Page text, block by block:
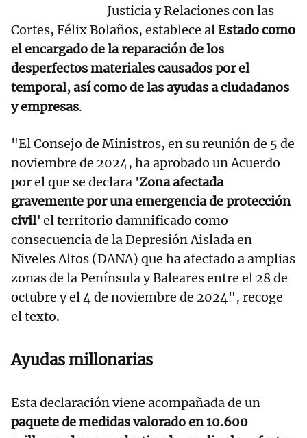
Justicia y Relaciones con las
Cortes, Félix Bolaños, establece alEstado como
el encargado de la reparación de los
desperfectos materiales causados por el
temporal, así como de las ayudas a ciudadanos
y empresas.
"El Consejo de Ministros, en su reunión de 5 de
noviembre de 2024, ha aprobado un Acuerdo
por el que se declara 'Zona afectada
gravemente por una emergencia de protección
civil' el territorio damnificado como
consecuencia de la Depresión Aislada en
Niveles Altos (DANA) que ha afectado a amplias
zonas de la Península y Baleares entre el 28 de
octubre y el 4 de noviembre de 2024", recoge
el texto.
Ayudas millonarias
Esta declaración viene acompañada de un
paquete de medidas valorado en 10.600